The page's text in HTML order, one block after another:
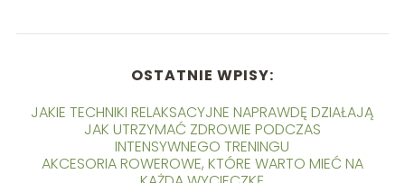
OSTATNIE WPISY:
JAKIE TECHNIKI RELAKSACYJNE NAPRAWDĘ DZIAŁAJĄ
JAK UTRZYMAĆ ZDROWIE PODCZAS
INTENSYWNEGO TRENINGU
AKCESORIA ROWEROWE, KTÓRE WARTO MIEĆ NA